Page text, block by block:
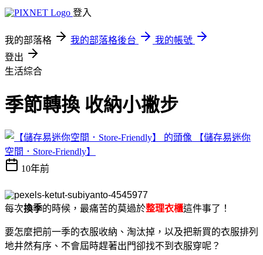
登入
我的部落格 我的部落格後台
我的帳號
登出
生活綜合
季節轉換 收納小撇步
【儲存易迷你
空間．Store-Friendly】
10年前
每次換季的時候，最痛苦的莫過於整理衣櫃這件事了！
要怎麼把前一季的衣服收納、淘汰掉，以及把新買的衣服排列
地井然有序、不會屆時趕著出門卻找不到衣服穿呢？